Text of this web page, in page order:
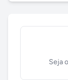
Seja